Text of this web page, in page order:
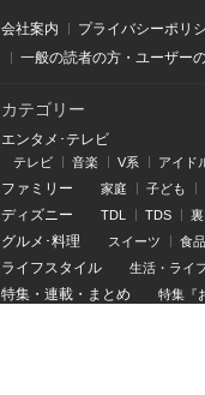
会社案内 プライバシーポリ
一般の読者の方・ユーザー
カテゴリー
エンタメ･テレビ
テレビ 音楽 V系 アイド
ファミリー 家庭 子ども
ディズニー TDL TDS
グルメ･料理 スイーツ 食品
ライフスタイル 生活・ライ
特集 ・ 連載 ・ まとめ 特集『